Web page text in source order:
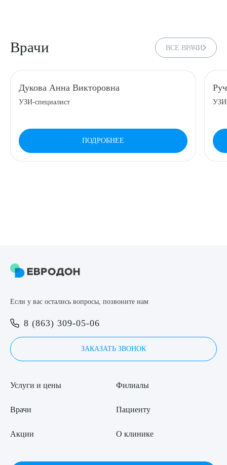
Врачи ВСЕ ВРАЧИ
Дукова Анна Викторовна
УЗИ-специалист
ПОДРОБНЕЕ
Если у вас остались вопросы, позвоните нам
8 (863) 309-05-06
ЗАКАЗАТЬ ЗВОНОК
Услуги и цены
Врачи
Акции
Филиалы
Пациенту
О клинике